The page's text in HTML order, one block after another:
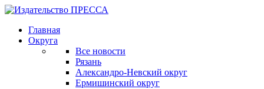
Главная
Округа
Все новости
Рязань
Александро-Невский округ
Ермишинский округ